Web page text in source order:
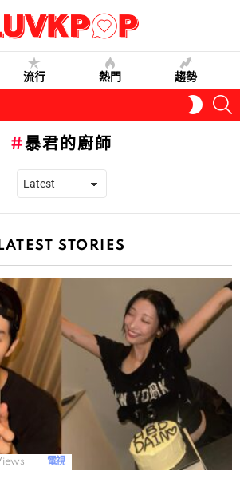
流行 熱門 趨勢
SKIN
暴君的廚師
LATEST STORIES
電視